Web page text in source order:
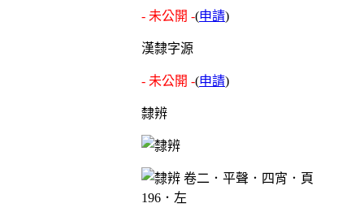
- 未公開 -(申請)
漢隸字源
- 未公開 -(申請)
隸辨